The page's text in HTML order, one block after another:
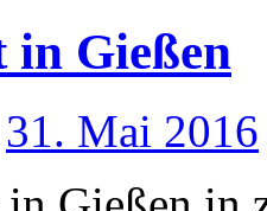
in Gießen
31. Mai 2016